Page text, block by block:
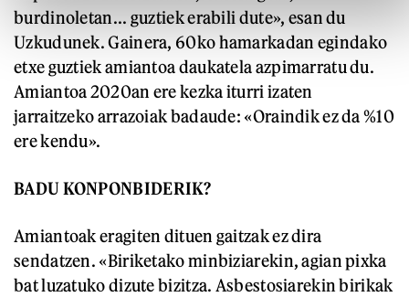
burdinoletan... guztiek erabili dute», esan du
Uzkudunek. Gainera, 60ko hamarkadan egindako
etxe guztiek amiantoa daukatela azpimarratu du.
Amiantoa 2020an ere kezka iturri izaten
jarraitzeko arrazoiak badaude: «Oraindik ez da %10
ere kendu».
BADU KONPONBIDERIK?
Amiantoak eragiten dituen gaitzak ez dira
sendatzen. «Biriketako minbiziarekin, agian pixka
bat luzatuko dizute bizitza. Asbestosiarekin birikak